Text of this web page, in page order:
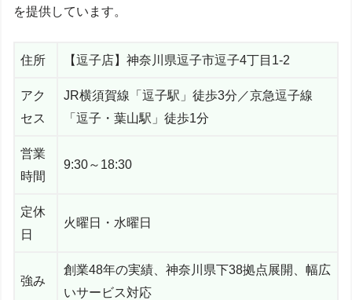
を提供しています。
住所 【逗子店】神奈川県逗子市逗子4丁目1-2
アク
セス
JR横須賀線「逗子駅」徒歩3分／京急逗子線
「逗子・葉山駅」徒歩1分
営業
時間
9:30～18:30
定休
日
火曜日・水曜日
強み
創業48年の実績、神奈川県下38拠点展開、幅広
いサービス対応